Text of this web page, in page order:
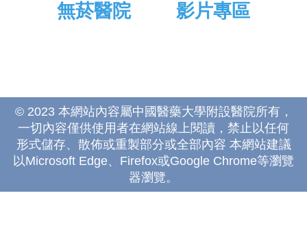
無菸醫院 影片專區
© 2023 本網站內容屬中國醫藥大學附設醫院所有，
一切內容僅供使用者在網站線上閱讀，禁止以任何
形式儲存、散佈或重製部分或全部內容 本網站建議
以Microsoft Edge、Firefox或Google Chrome等瀏覽
器瀏覽。